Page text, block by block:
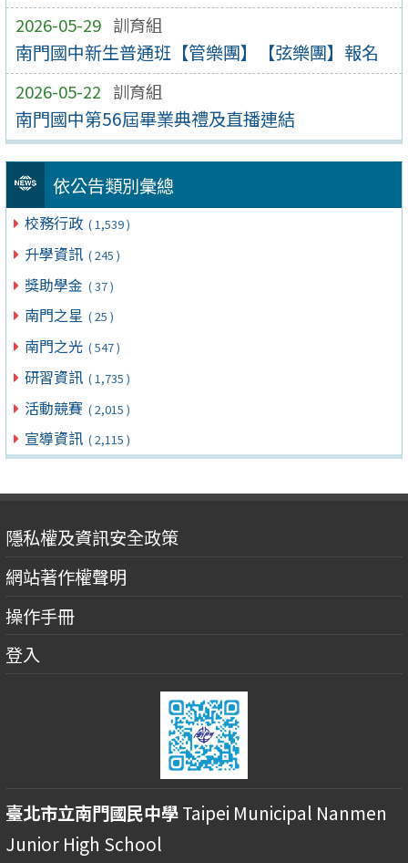
2026-05-29 訓育組
南門國中新生普通班【管樂團】【弦樂團】報名
2026-05-22 訓育組
南門國中第56屆畢業典禮及直播連結
依公告類別彙總
校務行政 ( 1,539 )
升學資訊 ( 245 )
獎助學金 ( 37 )
南門之星 ( 25 )
南門之光 ( 547 )
研習資訊 ( 1,735 )
活動競賽 ( 2,015 )
宣導資訊 ( 2,115 )
隱私權及資訊安全政策
網站著作權聲明
操作手冊
登入
臺北市立南門國民中學Taipei Municipal Nanmen
Junior High School